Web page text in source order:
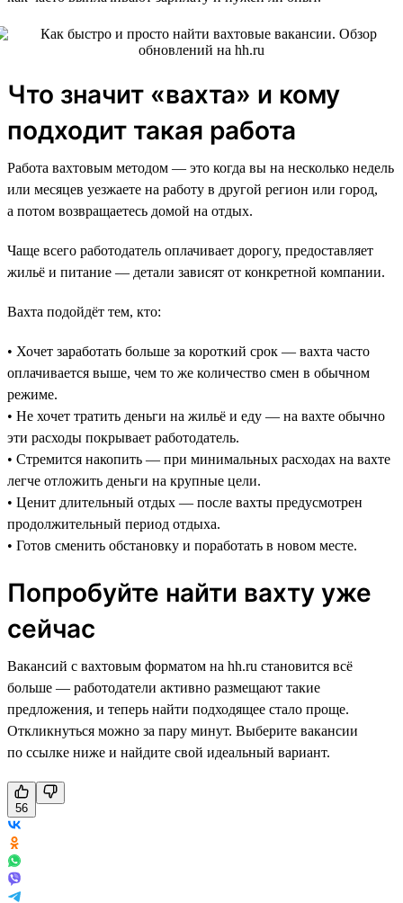
Что значит «вахта» и кому
подходит такая работа
Работа вахтовым методом — это когда вы на несколько недель
или месяцев уезжаете на работу в другой регион или город,
а потом возвращаетесь домой на отдых.
Чаще всего работодатель оплачивает дорогу, предоставляет
жильё и питание — детали зависят от конкретной компании.
Вахта подойдёт тем, кто:
• Хочет заработать больше за короткий срок — вахта часто
оплачивается выше, чем то же количество смен в обычном
режиме.
• Не хочет тратить деньги на жильё и еду — на вахте обычно
эти расходы покрывает работодатель.
• Стремится накопить — при минимальных расходах на вахте
легче отложить деньги на крупные цели.
• Ценит длительный отдых — после вахты предусмотрен
продолжительный период отдыха.
• Готов сменить обстановку и поработать в новом месте.
Попробуйте найти вахту уже
сейчас
Вакансий с вахтовым форматом на hh.ru становится всё
больше — работодатели активно размещают такие
предложения, и теперь найти подходящее стало проще.
Откликнуться можно за пару минут. Выберите вакансии
по ссылке ниже и найдите свой идеальный вариант.
56